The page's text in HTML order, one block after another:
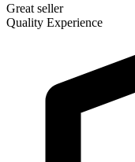
Great seller
Quality Experience